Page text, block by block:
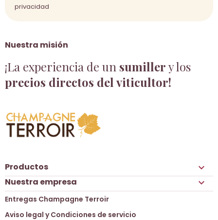
Nuestra misión
¡La experiencia de un sumillery los
precios directos del viticultor!
privacidad
Productos 
Nuestra empresa 
Entregas Champagne Terroir
Aviso legal y Condiciones de servicio